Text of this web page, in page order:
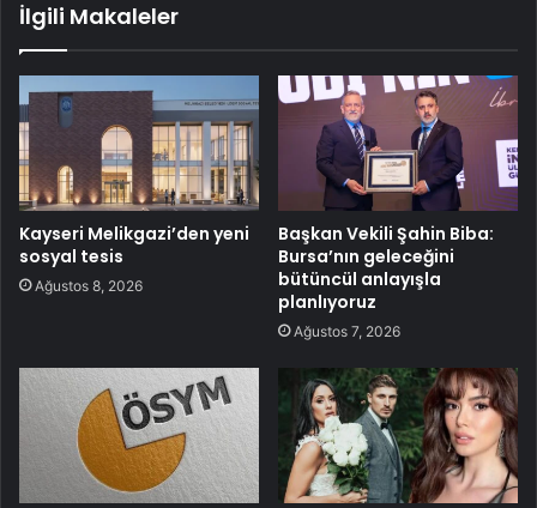
İlgili Makaleler
Kayseri Melikgazi’den yeni
sosyal tesis
Ağustos 8, 2026
Başkan Vekili Şahin Biba:
Bursa’nın geleceğini
bütüncül anlayışla
planlıyoruz
Ağustos 7, 2026